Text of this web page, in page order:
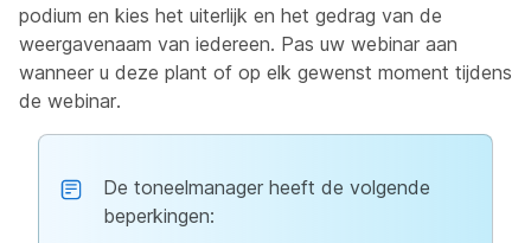
podium en kies het uiterlijk en het gedrag van de
weergavenaam van iedereen. Pas uw webinar aan
wanneer u deze plant of op elk gewenst moment tijdens
de webinar.
De toneelmanager heeft de volgende
beperkingen: